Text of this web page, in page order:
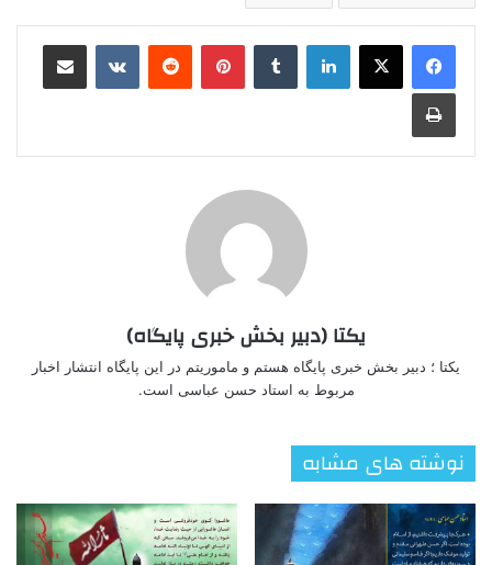
لینکدین ‫تامبلر ‫پین‌ترست‫رددیت ‫VKontakteاشتراک گذاری از طریق ایمیل
چاپ
یکتا (دبیر بخش خبری پایگاه)
یکتا ؛ دبیر بخش خبری پایگاه هستم و ماموریتم در این پایگاه انتشار اخبار
مربوط به استاد حسن عباسی است.
نوشته های مشابه